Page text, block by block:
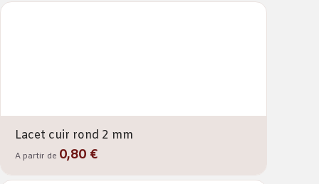
Lacet cuir rond 2 mm
A partir de 0,80 €